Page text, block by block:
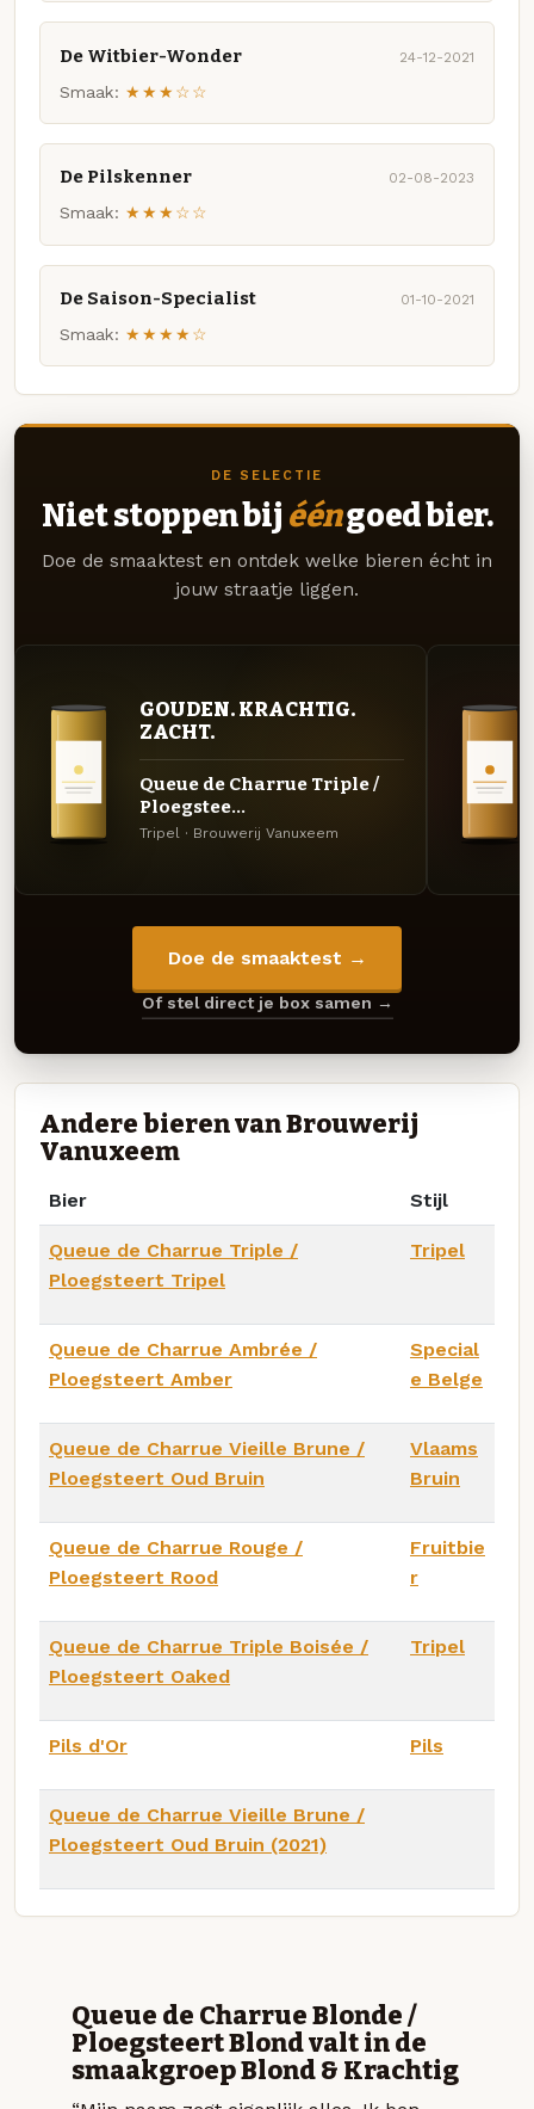
De Witbier-Wonder 24-12-2021
Smaak: ★★★☆☆
De Pilskenner 02-08-2023
Smaak: ★★★☆☆
De Saison-Specialist 01-10-2021
Smaak: ★★★★☆
DE SELECTIE
Niet stoppen bij ééngoed bier.
Doe de smaaktest en ontdek welke bieren écht in
jouw straatje liggen.
GOUDEN. KRACHTIG.
ZACHT.
Queue de Charrue Triple /
Ploegstee...
Tripel · Brouwerij Vanuxeem
Doe de smaaktest →
Of stel direct je box samen →
Andere bieren van Brouwerij
Vanuxeem
Bier Stijl
Queue de Charrue Triple /
Ploegsteert Tripel
Tripel
Queue de Charrue Ambrée /
Ploegsteert Amber
Special
e Belge
Queue de Charrue Vieille Brune /
Ploegsteert Oud Bruin
Vlaams
Bruin
Queue de Charrue Rouge /
Ploegsteert Rood
Fruitbie
r
Queue de Charrue Triple Boisée /
Ploegsteert Oaked
Tripel
Pils d'Or Pils
Queue de Charrue Vieille Brune /
Ploegsteert Oud Bruin (2021)
Queue de Charrue Blonde /
Ploegsteert Blond valt in de
smaakgroep Blond & Krachtig